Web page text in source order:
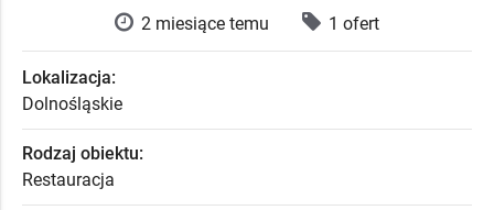
2 miesiące temu 1 ofert
Lokalizacja:
Dolnośląskie
Rodzaj obiektu:
Restauracja